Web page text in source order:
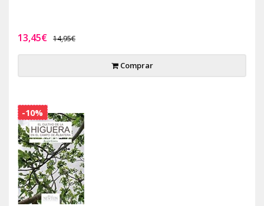
13,45€ 14,95€
Comprar
-10%